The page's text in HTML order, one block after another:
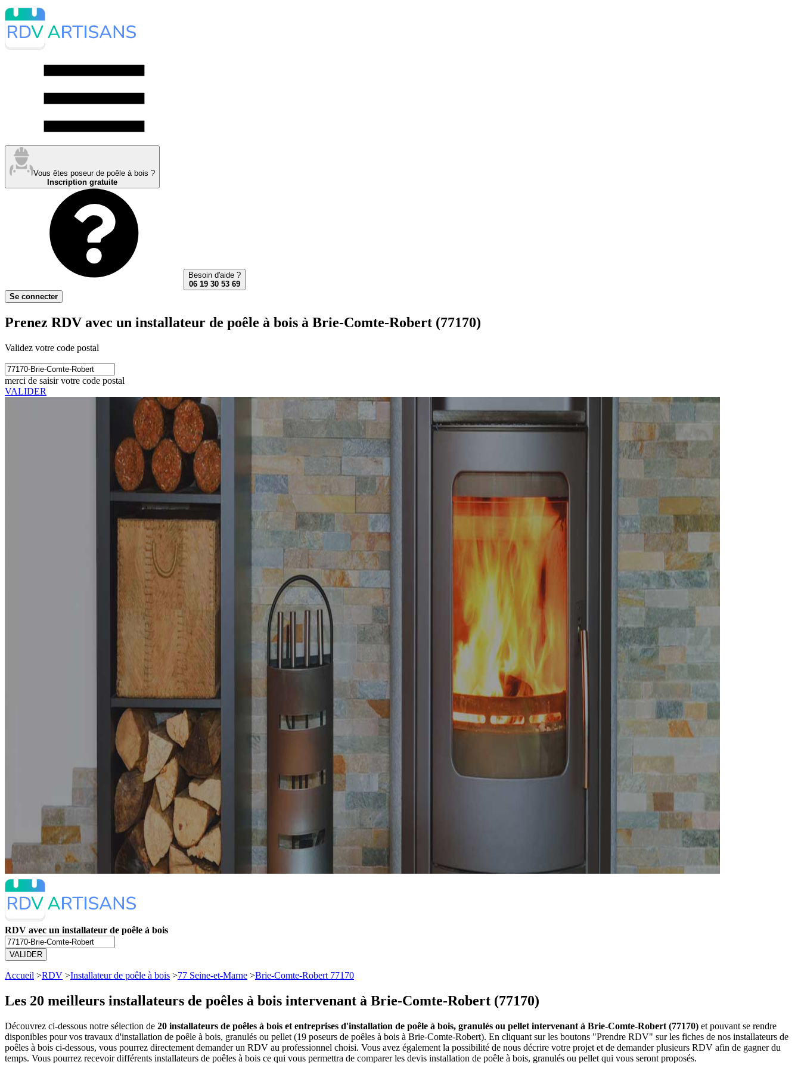
Vous êtes poseur de poêle à bois ?
Inscription gratuite
Besoin d'aide ?
06 19 30 53 69
Se connecter
Prenez RDV avec un installateur de poêle à bois à Brie-Comte-Robert (77170)
Validez votre code postal
merci de saisir votre code postal
VALIDER
RDV avec un installateur de poêle à bois
VALIDER
Accueil >RDV >Installateur de poêle à bois >77 Seine-et-Marne >Brie-Comte-Robert 77170
Les 20 meilleurs installateurs de poêles à bois intervenant à Brie-Comte-Robert (77170)
Découvrez ci-dessous notre sélection de 20 installateurs de poêles à bois et entreprises d'installation de poêle à bois, granulés ou pellet intervenant à Brie-Comte-Robert (77170) et pouvant se rendre
disponibles pour vos travaux d'installation de poêle à bois, granulés ou pellet (19 poseurs de poêles à bois à Brie-Comte-Robert). En cliquant sur les boutons "Prendre RDV" sur les fiches de nos installateurs de
poêles à bois ci-dessous, vous pourrez directement demander un RDV au professionnel choisi. Vous avez également la possibilité de nous décrire votre projet et de demander plusieurs RDV afin de gagner du
temps. Vous pourrez recevoir différents installateurs de poêles à bois ce qui vous permettra de comparer les devis installation de poêle à bois, granulés ou pellet qui vous seront proposés.